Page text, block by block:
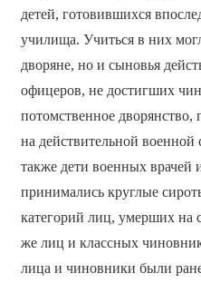
детей, готовившихся
училища. Учиться в них
дворяне, но и сыновья
офицеров, не достигших
потомственное
на действительной военной
также дети военных врачей
принимались круглые
категорий лиц, умерших на
же лиц и классных
лица и чиновники были